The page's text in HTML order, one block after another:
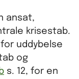
ansat,
krisestab.
for uddybelse
og
s. 12, for en